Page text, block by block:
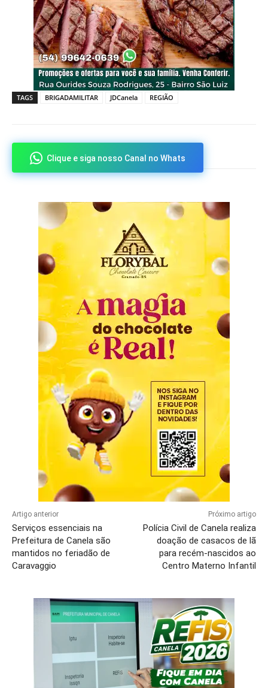
TAGS BRIGADAMILITAR JDCanela REGIÃO
Clique e siga nosso Canal no Whats
Artigo anterior
Serviços essenciais na
Prefeitura de Canela são
mantidos no feriadão de
Caravaggio
Próximo artigo
Polícia Civil de Canela realiza
doação de casacos de lã
para recém-nascidos ao
Centro Materno Infantil